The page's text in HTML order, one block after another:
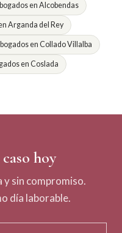
en Alcobendas
Arganda del Rey
en Collado Villalba
en Coslada
hoy
sin compromiso.
día laborable.